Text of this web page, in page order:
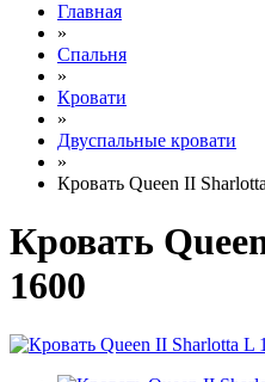
Главная
»
Спальня
»
Кровати
»
Двуспальные кровати
»
Кровать Queen II
Кровать
1600